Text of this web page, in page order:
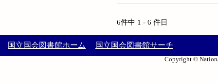
6件中 1 - 6 件目
国立国会図書館ホーム 国立国会図書館サーチ
Copyright ©